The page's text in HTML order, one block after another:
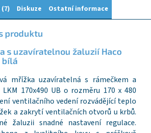
Diskuze Ostatní informace
produktu
s uzavíratelnou žaluzií Haco
bílá
mřížka uzavíratelná s rámečkem a
170x490 UB o rozměru 170 x 480
ventilačního vedení rozvádějící teplo
a zakrytí ventilačních otvorů u krbů.
žaluzii snadné nastavení regulace.